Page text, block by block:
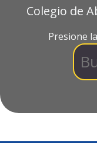
Colegio de
Presione